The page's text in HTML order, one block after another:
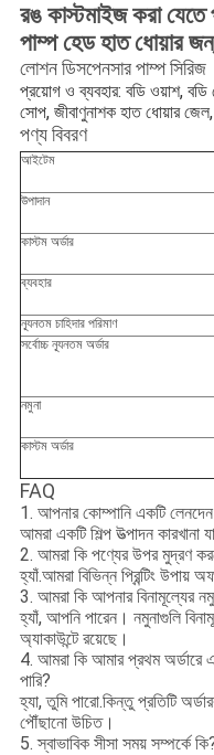
রঙ কাস্টমাইজ করা
পাম্প হেড হাত ধোয়ার
লোশন ডিসপেনসার পাম্প সিরিজ
প্রয়োগ ও ব্যবহার: বডি ওয়াশ, বডি
সোপ, জীবাণুনাশক হাত ধোয়ার
পণ্য বিবরণ
আইটেম
উপাদান
কাস্টম অর্ডার
ব্যবহার
ন্যূনতম চাহিদার পরিমাণ
সর্বোচ্চ ন্যূনতম অর্ডার
নমুনা
কাস্টম অর্ডার
FAQ
1. আপনার কোম্পানি একটি লেনদেন
আমরা একটি শিল্প উত্পাদন
2. আমরা কি পণ্যের উপর মুদ্রণ
হ্যাঁ.আমরা বিভিন্ন প্রিন্টিং উপায়
3. আমরা কি আপনার বিনামূল্যের
হ্যাঁ, আপনি পারেন। নমুনাগুলি
অ্যাকাউন্টে রয়েছে।
4. আমরা কি আমার প্রথম অর্ডারে
পারি?
হ্যা, তুমি পারো.কিন্তু প্রতিটি
পৌঁছানো উচিত।
5. স্বাভাবিক সীসা সময় সম্পর্কে